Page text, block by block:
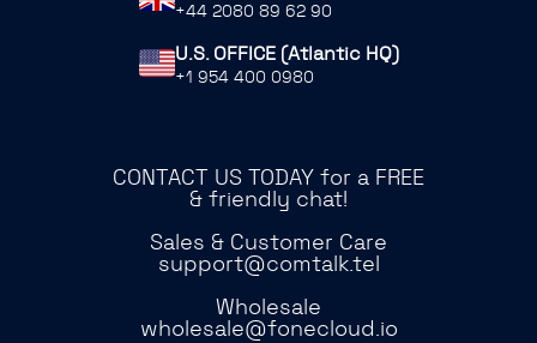
+44 2080 89 62 90
U.S. OFFICE (Atlantic HQ)
+1 954 400 0980
CONTACT US TODAY for a FREE
& friendly chat!
Sales & Customer Care
support@comtalk.tel
Wholesale
wholesale@fonecloud.io